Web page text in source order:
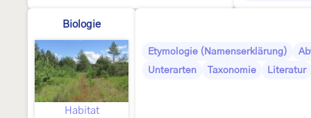
Biologie
Habitat
Etymologie (Namenserklärung)
Unterarten
Taxonomie Literatur